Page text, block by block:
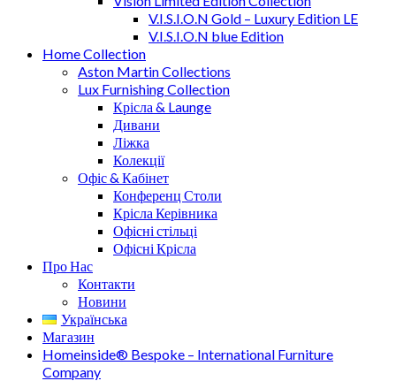
V.I.S.I.O.N Gold – Luxury Edition LE
V.I.S.I.O.N blue Edition
Home Collection
Aston Martin Collections
Lux Furnishing Collection
Крісла & Launge
Дивани
Ліжка
Колекції
Офіс & Кабінет
Конференц Столи
Крісла Керівника
Офісні стільці
Офісні Крісла
Про Нас
Контакти
Новини
Українська
Магазин
Homeinside® Bespoke – International Furniture
Company